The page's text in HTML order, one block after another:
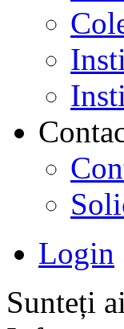
Login
Sunteți